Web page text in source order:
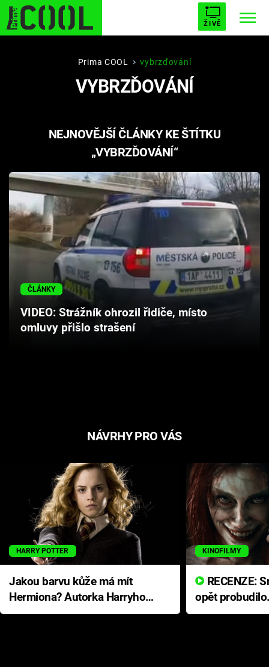
ŽIVĚ
STARHOUSE BUFFY, PŘEMOŽITELKA UPÍRŮ
PLNEJ KOTEL AVENGERS 5
Filmy
Seriály
Hry
Cool Esport
Pořady
Prima COOL vybrzďování
VYBRZĎOVÁNÍ
NEJNOVĚJŠÍ ČLÁNKY KE ŠTÍTKU
„VYBRZĎOVÁNÍ“
ČLÁNKY
VIDEO: Strážník ohrozil řidiče, místo
omluvy přišlo strašení
NÁVRHY PRO VÁS
HARRY POTTER
Jakou barvu kůže má mít
Hermiona? Autorka Harryho
Pottera přišla s ráznou
KINOFILMY
opět
přichází s